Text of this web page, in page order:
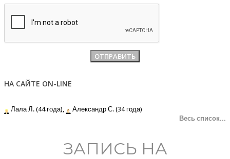
НА САЙТЕ ON-LINE
Лала Л. (44 года),
Александр С. (34 года)
Весь список...
ЗАПИСЬ НА